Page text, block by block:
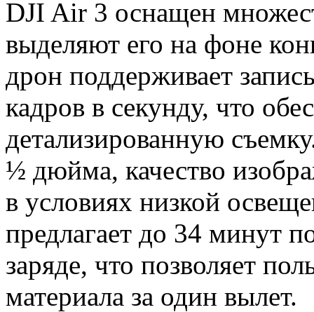
DJI Air 3 оснащен
выделяют его на фоне
дрон поддерживает
кадров в секунду, что
детализированную
½ дюйма, качество
в условиях низкой
предлагает до 34 минут
заряде, что позволяет
материала за один вылет.